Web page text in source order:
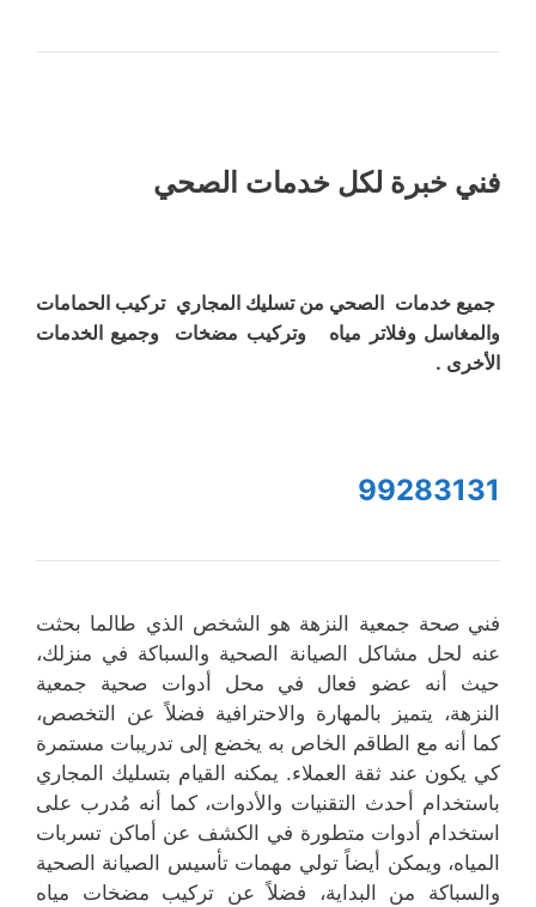
فني خبرة لكل خدمات الصحي
جميع خدمات الصحي من تسليك المجاري تركيب الحمامات
والمغاسل وفلاتر مياه وتركيب مضخات وجميع الخدمات
الأخرى .
99283131
فني صحة جمعية النزهة هو الشخص الذي طالما بحثت
عنه لحل مشاكل الصيانة الصحية والسباكة في منزلك،
حيث أنه عضو فعال في محل أدوات صحية جمعية
النزهة، يتميز بالمهارة والاحترافية فضلاً عن التخصص،
كما أنه مع الطاقم الخاص به يخضع إلى تدريبات مستمرة
كي يكون عند ثقة العملاء. يمكنه القيام بتسليك المجاري
باستخدام أحدث التقنيات والأدوات، كما أنه مُدرب على
استخدام أدوات متطورة في الكشف عن أماكن تسربات
المياه، ويمكن أيضاً تولي مهمات تأسيس الصيانة الصحية
والسباكة من البداية، فضلاً عن تركيب مضخات مياه